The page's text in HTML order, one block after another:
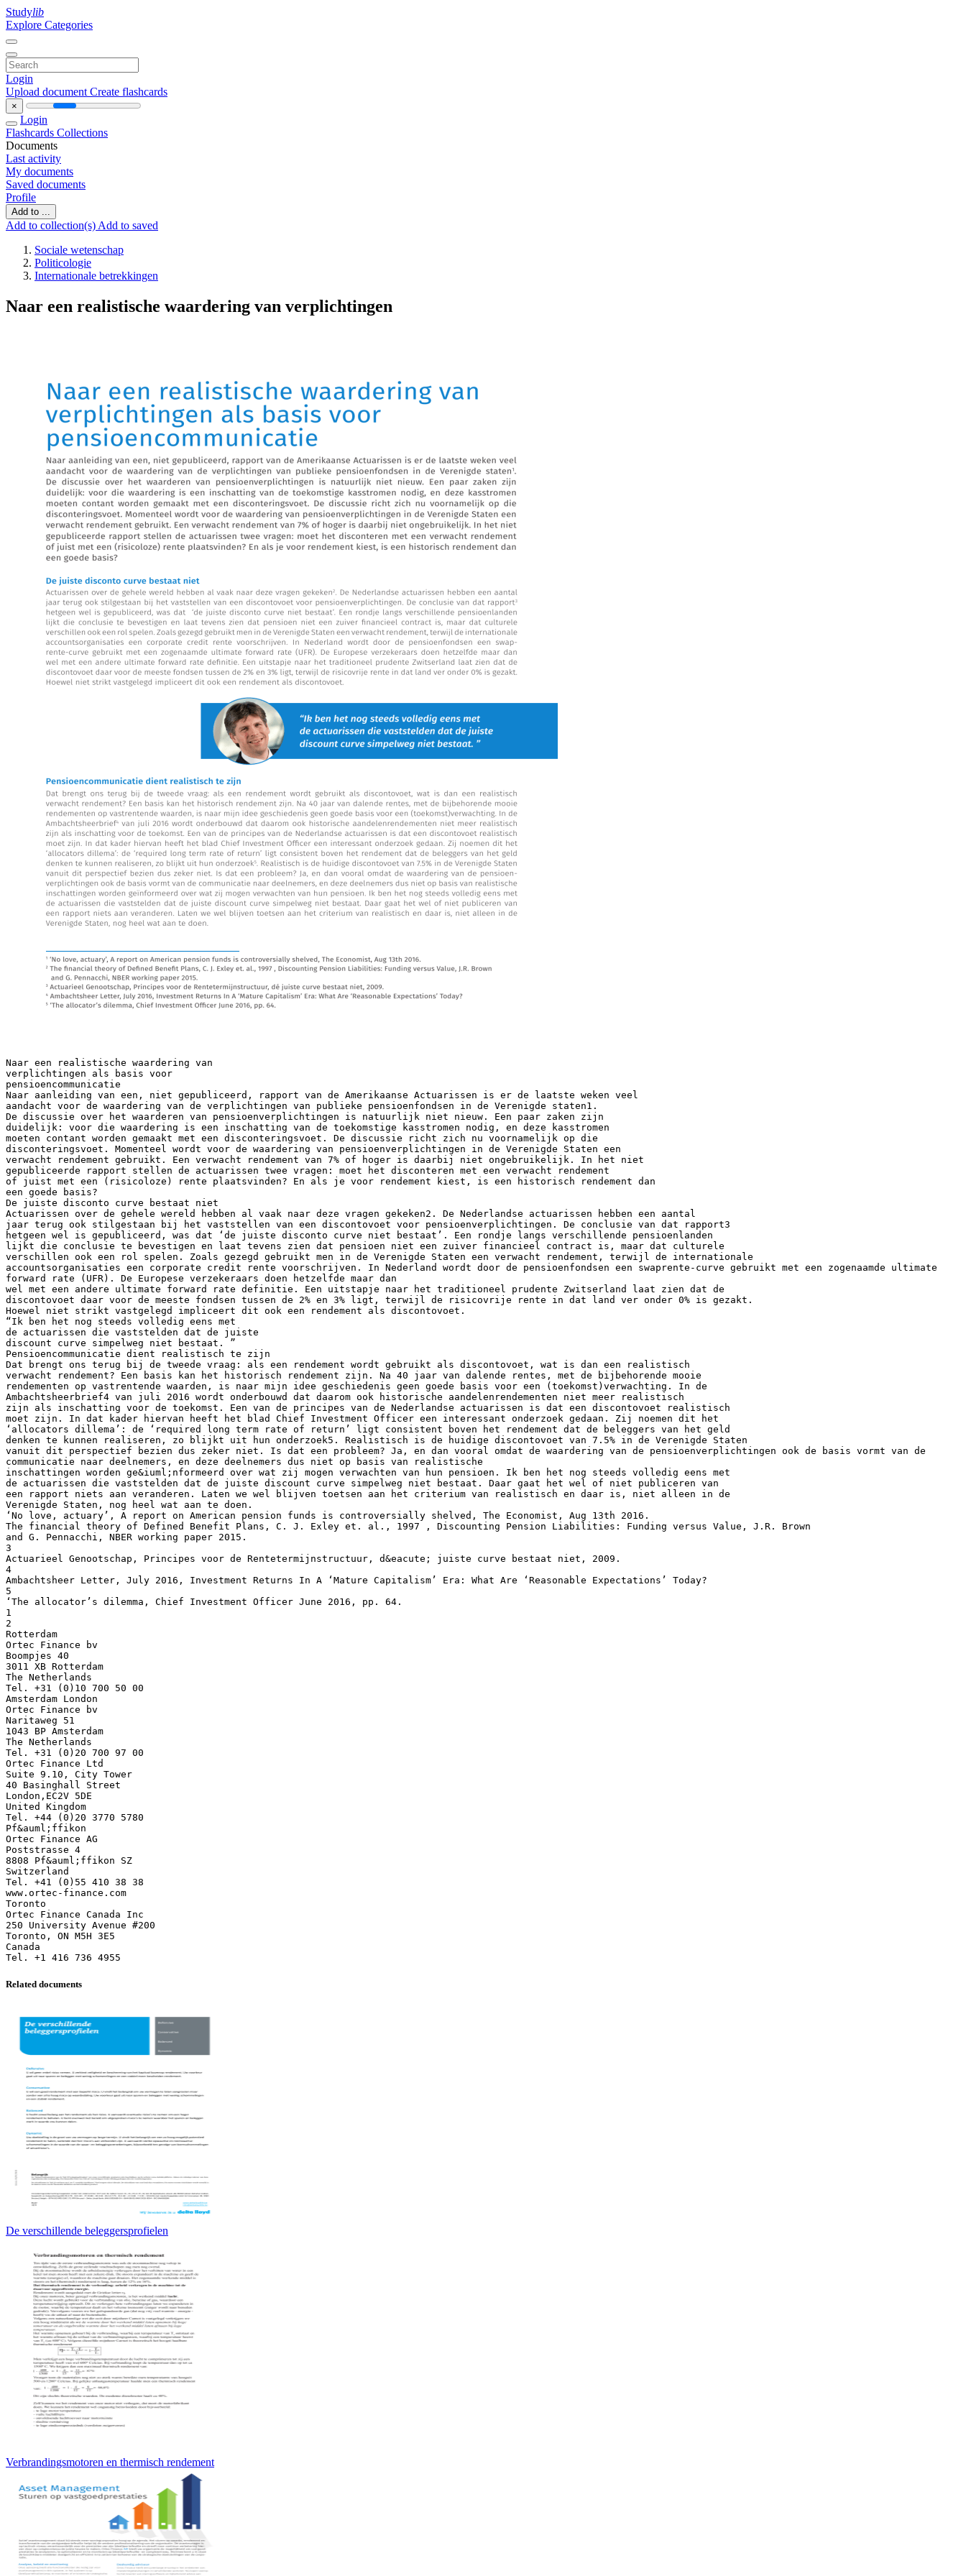
Studylib
Explore Categories
Login
Upload document Create flashcards
×
Login
Flashcards Collections
Documents
Last activity
My documents
Saved documents
Profile
Add to ...
Add to collection(s) Add to saved
Sociale wetenschap
Politicologie
Internationale betrekkingen
Naar een realistische waardering van verplichtingen
Naar een realistische waardering van
verplichtingen als basis voor
pensioencommunicatie
Naar aanleiding van een, niet gepubliceerd, rapport van de Amerikaanse Actuarissen is er de laatste weken veel
aandacht voor de waardering van de verplichtingen van publieke pensioenfondsen in de Verenigde staten1.
De discussie over het waarderen van pensioenverplichtingen is natuurlijk niet nieuw. Een paar zaken zijn
duidelijk: voor die waardering is een inschatting van de toekomstige kasstromen nodig, en deze kasstromen
moeten contant worden gemaakt met een disconteringsvoet. De discussie richt zich nu voornamelijk op die
disconteringsvoet. Momenteel wordt voor de waardering van pensioenverplichtingen in de Verenigde Staten een
verwacht rendement gebruikt. Een verwacht rendement van 7% of hoger is daarbij niet ongebruikelijk. In het niet
gepubliceerde rapport stellen de actuarissen twee vragen: moet het disconteren met een verwacht rendement
of juist met een (risicoloze) rente plaatsvinden? En als je voor rendement kiest, is een historisch rendement dan
een goede basis?
De juiste disconto curve bestaat niet
Actuarissen over de gehele wereld hebben al vaak naar deze vragen gekeken2. De Nederlandse actuarissen hebben een aantal
jaar terug ook stilgestaan bij het vaststellen van een discontovoet voor pensioenverplichtingen. De conclusie van dat rapport3
hetgeen wel is gepubliceerd, was dat ‘de juiste disconto curve niet bestaat’. Een rondje langs verschillende pensioenlanden
lijkt die conclusie te bevestigen en laat tevens zien dat pensioen niet een zuiver financieel contract is, maar dat culturele
verschillen ook een rol spelen. Zoals gezegd gebruikt men in de Verenigde Staten een verwacht rendement, terwijl de internationale
accountsorganisaties een corporate credit rente voorschrijven. In Nederland wordt door de pensioenfondsen een swaprente-curve gebruikt met een zogenaamde ultimate
forward rate (UFR). De Europese verzekeraars doen hetzelfde maar dan
wel met een andere ultimate forward rate definitie. Een uitstapje naar het traditioneel prudente Zwitserland laat zien dat de
discontovoet daar voor de meeste fondsen tussen de 2% en 3% ligt, terwijl de risicovrije rente in dat land ver onder 0% is gezakt.
Hoewel niet strikt vastgelegd impliceert dit ook een rendement als discontovoet.
“Ik ben het nog steeds volledig eens met
de actuarissen die vaststelden dat de juiste
discount curve simpelweg niet bestaat. ”
Pensioencommunicatie dient realistisch te zijn
Dat brengt ons terug bij de tweede vraag: als een rendement wordt gebruikt als discontovoet, wat is dan een realistisch
verwacht rendement? Een basis kan het historisch rendement zijn. Na 40 jaar van dalende rentes, met de bijbehorende mooie
rendementen op vastrentende waarden, is naar mijn idee geschiedenis geen goede basis voor een (toekomst)verwachting. In de
Ambachtsheerbrief4 van juli 2016 wordt onderbouwd dat daarom ook historische aandelenrendementen niet meer realistisch
zijn als inschatting voor de toekomst. Een van de principes van de Nederlandse actuarissen is dat een discontovoet realistisch
moet zijn. In dat kader hiervan heeft het blad Chief Investment Officer een interessant onderzoek gedaan. Zij noemen dit het
‘allocators dillema’: de ‘required long term rate of return’ ligt consistent boven het rendement dat de beleggers van het geld
denken te kunnen realiseren, zo blijkt uit hun onderzoek5. Realistisch is de huidige discontovoet van 7.5% in de Verenigde Staten
vanuit dit perspectief bezien dus zeker niet. Is dat een probleem? Ja, en dan vooral omdat de waardering van de pensioenverplichtingen ook de basis vormt van de
communicatie naar deelnemers, en deze deelnemers dus niet op basis van realistische
inschattingen worden ge&iuml;nformeerd over wat zij mogen verwachten van hun pensioen. Ik ben het nog steeds volledig eens met
de actuarissen die vaststelden dat de juiste discount curve simpelweg niet bestaat. Daar gaat het wel of niet publiceren van
een rapport niets aan veranderen. Laten we wel blijven toetsen aan het criterium van realistisch en daar is, niet alleen in de
Verenigde Staten, nog heel wat aan te doen.
‘No love, actuary’, A report on American pension funds is controversially shelved, The Economist, Aug 13th 2016.
The financial theory of Defined Benefit Plans, C. J. Exley et. al., 1997 , Discounting Pension Liabilities: Funding versus Value, J.R. Brown
and G. Pennacchi, NBER working paper 2015.
3
Actuarieel Genootschap, Principes voor de Rentetermijnstructuur, d&eacute; juiste curve bestaat niet, 2009.
4
Ambachtsheer Letter, July 2016, Investment Returns In A ‘Mature Capitalism’ Era: What Are ‘Reasonable Expectations’ Today?
5
‘The allocator’s dilemma, Chief Investment Officer June 2016, pp. 64.
1
2
Rotterdam
Ortec Finance bv
Boompjes 40
3011 XB Rotterdam
The Netherlands
Tel. +31 (0)10 700 50 00
Amsterdam London
Ortec Finance bv
Naritaweg 51
1043 BP Amsterdam
The Netherlands
Tel. +31 (0)20 700 97 00
Ortec Finance Ltd
Suite 9.10, City Tower
40 Basinghall Street
London,EC2V 5DE
United Kingdom
Tel. +44 (0)20 3770 5780
Pf&auml;ffikon
Ortec Finance AG
Poststrasse 4
8808 Pf&auml;ffikon SZ
Switzerland
Tel. +41 (0)55 410 38 38
www.ortec-finance.com
Toronto
Ortec Finance Canada Inc
250 University Avenue #200
Toronto, ON M5H 3E5
Canada
Related documents
De verschillende beleggersprofielen
Verbrandingsmotoren en thermisch rendement